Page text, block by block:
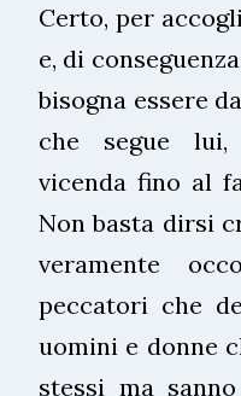
Certo, per
e, di
bisogna essere
che segue
vicenda fino al
Non basta dirsi
veramente
peccatori che
uomini e donne
stessi ma